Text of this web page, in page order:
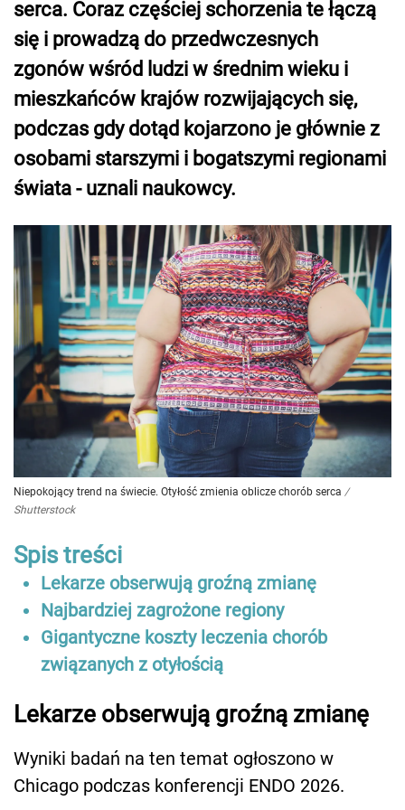
serca. Coraz częściej schorzenia te łączą
się i prowadzą do przedwczesnych
zgonów wśród ludzi w średnim wieku i
mieszkańców krajów rozwijających się,
podczas gdy dotąd kojarzono je głównie z
osobami starszymi i bogatszymi regionami
świata - uznali naukowcy.
Niepokojący trend na świecie. Otyłość zmienia oblicze chorób serca /
Shutterstock
Spis treści
Lekarze obserwują groźną zmianę
Najbardziej zagrożone regiony
Gigantyczne koszty leczenia chorób
związanych z otyłością
Lekarze obserwują groźną zmianę
Wyniki badań na ten temat ogłoszono w
Chicago podczas konferencji ENDO 2026.